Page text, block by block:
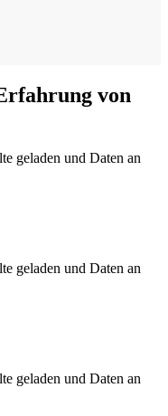
von
geladen und Daten an
geladen und Daten an
geladen und Daten an